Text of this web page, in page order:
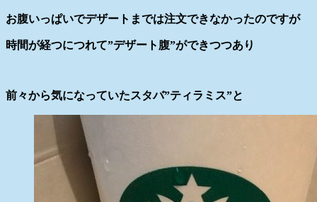
お腹いっぱいでデザートまでは注文できなかったのですが
時間が経つにつれて”デザート腹”ができつつあり
前々から気になっていたスタバ”ティラミス”と